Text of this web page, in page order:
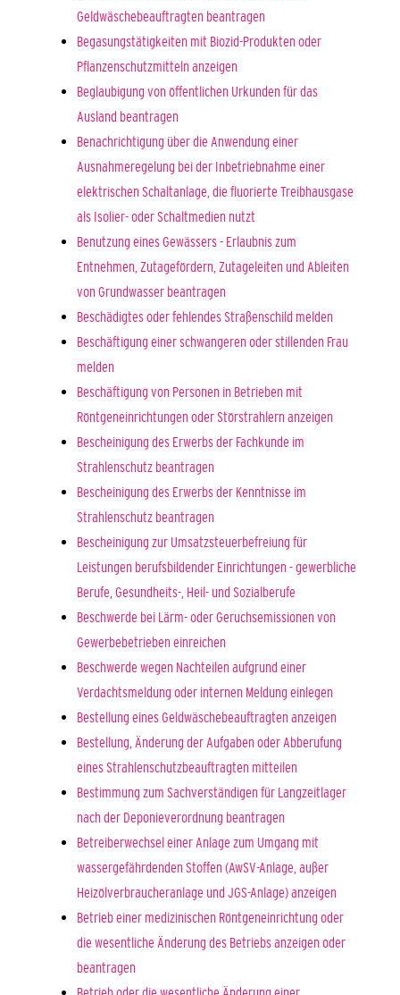
Geldwäschebeauftragten beantragen
Begasungstätigkeiten mit Biozid-Produkten oder
Pflanzenschutzmitteln anzeigen
Beglaubigung von öffentlichen Urkunden für das
Ausland beantragen
Benachrichtigung über die Anwendung einer
Ausnahmeregelung bei der Inbetriebnahme einer
elektrischen Schaltanlage, die fluorierte Treibhausgase
als Isolier- oder Schaltmedien nutzt
Benutzung eines Gewässers - Erlaubnis zum
Entnehmen, Zutagefördern, Zutageleiten und Ableiten
von Grundwasser beantragen
Beschädigtes oder fehlendes Straßenschild melden
Beschäftigung einer schwangeren oder stillenden Frau
melden
Beschäftigung von Personen in Betrieben mit
Röntgeneinrichtungen oder Störstrahlern anzeigen
Bescheinigung des Erwerbs der Fachkunde im
Strahlenschutz beantragen
Bescheinigung des Erwerbs der Kenntnisse im
Strahlenschutz beantragen
Bescheinigung zur Umsatzsteuerbefreiung für
Leistungen berufsbildender Einrichtungen - gewerbliche
Berufe, Gesundheits-, Heil- und Sozialberufe
Beschwerde bei Lärm- oder Geruchsemissionen von
Gewerbebetrieben einreichen
Beschwerde wegen Nachteilen aufgrund einer
Verdachtsmeldung oder internen Meldung einlegen
Bestellung eines Geldwäschebeauftragten anzeigen
Bestellung, Änderung der Aufgaben oder Abberufung
eines Strahlenschutzbeauftragten mitteilen
Bestimmung zum Sachverständigen für Langzeitlager
nach der Deponieverordnung beantragen
Betreiberwechsel einer Anlage zum Umgang mit
wassergefährdenden Stoffen (AwSV-Anlage, außer
Heizölverbraucheranlage und JGS-Anlage) anzeigen
Betrieb einer medizinischen Röntgeneinrichtung oder
die wesentliche Änderung des Betriebs anzeigen oder
beantragen